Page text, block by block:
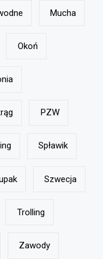
Mucha
Okoń
PZW
Spławik
Szwecja
Trolling
Zawody